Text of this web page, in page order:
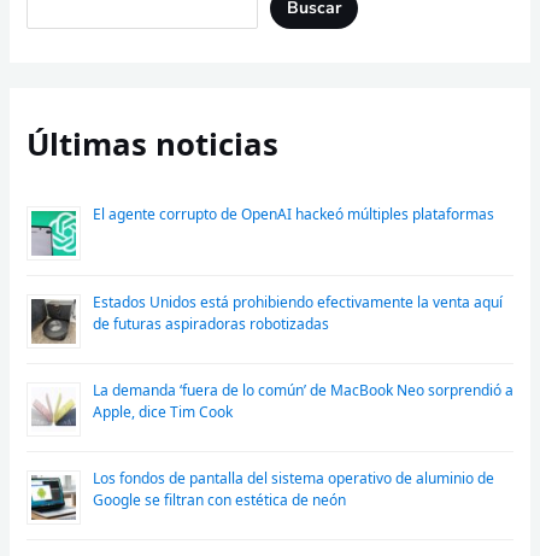
Buscar
Últimas noticias
El agente corrupto de OpenAI hackeó múltiples plataformas
Estados Unidos está prohibiendo efectivamente la venta aquí
de futuras aspiradoras robotizadas
La demanda ‘fuera de lo común’ de MacBook Neo sorprendió a
Apple, dice Tim Cook
Los fondos de pantalla del sistema operativo de aluminio de
Google se filtran con estética de neón